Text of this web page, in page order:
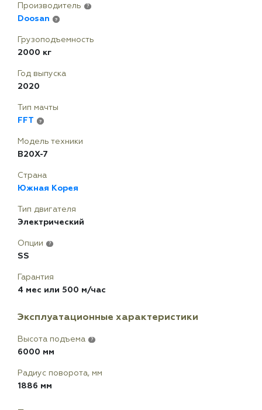
Производитель ?
Doosan ?
Грузоподъемность
2000 кг
Год выпуска
2020
Тип мачты
FFT ?
Модель техники
B20X-7
Страна
Южная Корея
Тип двигателя
Электрический
Опции ?
SS
Гарантия
4 мес или 500 м/час
Эксплуатационные характеристики
Высота подъема ?
6000 мм
Радиус поворота, мм
1886 мм